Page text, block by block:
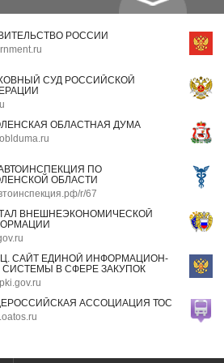
РОССИИ
СУД РОССИЙСКОЙ
ОБЛАСТНАЯ ДУМА
ПО
ОБЛАСТИ
r/67
ВНЕШНЕЭКОНОМИЧЕСКОЙ
САЙТ ЕДИНОЙ ИНФОРМАЦИОН-
В СФЕРЕ ЗАКУПОК
АССОЦИАЦИЯ ТОС